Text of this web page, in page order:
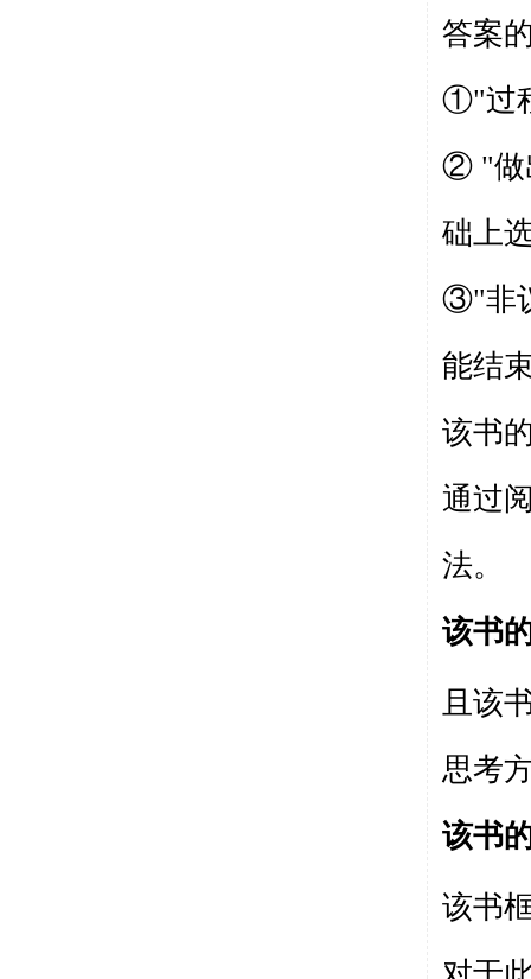
答案
①"过
② "做
础上
③"非
能结
该书
通过
法。
该书
且该
思考
该书
该书